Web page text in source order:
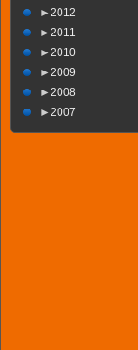
► 2012
► 2011
► 2010
► 2009
► 2008
► 2007